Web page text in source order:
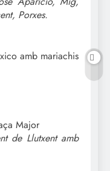
Porxes.
amb mariachis
Major
de Llutxent amb